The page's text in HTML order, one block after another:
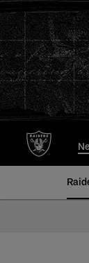
to
main
content